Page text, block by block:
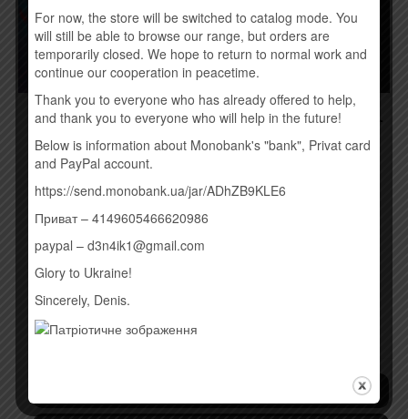
PINS – МАРАФОН (2015)
190,00грн.
Купить
DISCLOSURE – CARACAL
260,00грн.
For now, the store will be switched to catalog mode. You
will still be able to browse our range, but orders are
temporarily closed. We hope to return to normal work and
continue our cooperation in peacetime.
Thank you to everyone who has already offered to help,
and thank you to everyone who will help in the future!
Below is information about Monobank's "bank", Privat card
and PayPal account.
https://send.monobank.ua/jar/ADhZB9KLE6
Приват – 4149605466620986
paypal – d3n4ik1@gmail.com
Glory to Ukraine!
Sincerely, Denis.